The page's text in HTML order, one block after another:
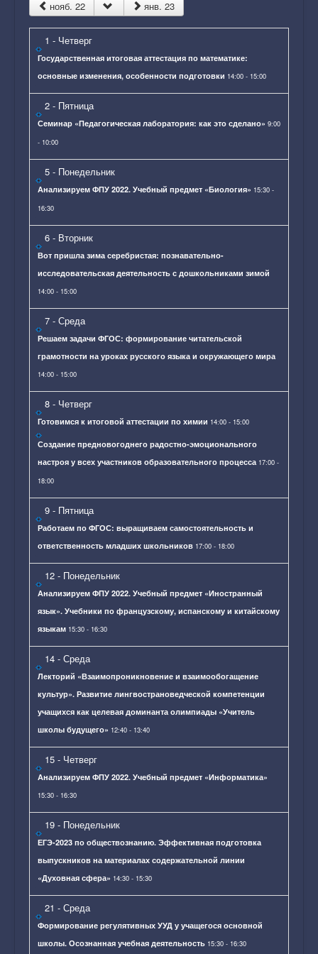
Конкурсное движение
Профориентация
Виртуальный методический кабинет учителя
Календарь событий
Сотрудничество
Заявка на методические консультации и
Проекты ЦНППМ
Функциональная грамотность
Лучшие практики
нояб. 22 янв. 23
1 - Четверг
Государственная итоговая аттестация по математике:
основные изменения, особенности подготовки 14:00 - 15:00
2 - Пятница
Семинар «Педагогическая лаборатория: как это сделано» 9:00
- 10:00
5 - Понедельник
Анализируем ФПУ 2022. Учебный предмет «Биология» 15:30 -
16:30
6 - Вторник
Вот пришла зима серебристая: познавательно-
исследовательская деятельность с дошкольниками зимой
14:00 - 15:00
7 - Среда
Решаем задачи ФГОС: формирование читательской
грамотности на уроках русского языка и окружающего мира
14:00 - 15:00
8 - Четверг
Готовимся к итоговой аттестации по химии 14:00 - 15:00
Создание предновогоднего радостно-эмоционального
настроя у всех участников образовательного процесса 17:00 -
18:00
9 - Пятница
Работаем по ФГОС: выращиваем самостоятельность и
ответственность младших школьников 17:00 - 18:00
12 - Понедельник
Анализируем ФПУ 2022. Учебный предмет «Иностранный
язык». Учебники по французскому, испанскому и китайскому
языкам 15:30 - 16:30
14 - Среда
Лекторий «Взаимопроникновение и взаимообогащение
культур». Развитие лингвострановедческой компетенции
учащихся как целевая доминанта олимпиады «Учитель
школы будущего» 12:40 - 13:40
15 - Четверг
Анализируем ФПУ 2022. Учебный предмет «Информатика»
15:30 - 16:30
19 - Понедельник
ЕГЭ-2023 по обществознанию. Эффективная подготовка
выпускников на материалах содержательной линии
«Духовная сфера» 14:30 - 15:30
21 - Среда
Формирование регулятивных УУД у учащегося основной
школы. Осознанная учебная деятельность 15:30 - 16:30